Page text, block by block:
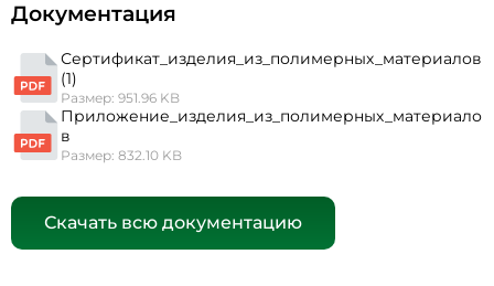
Документация
Сертификат_изделия_из_полимерных_материалов
(1)
Размер: 951.96 KB
Приложение_изделия_из_полимерных_материало
в
Размер: 832.10 KB
Скачать всю документацию